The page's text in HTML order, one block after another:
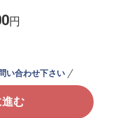
円
い合わせ下さい
む